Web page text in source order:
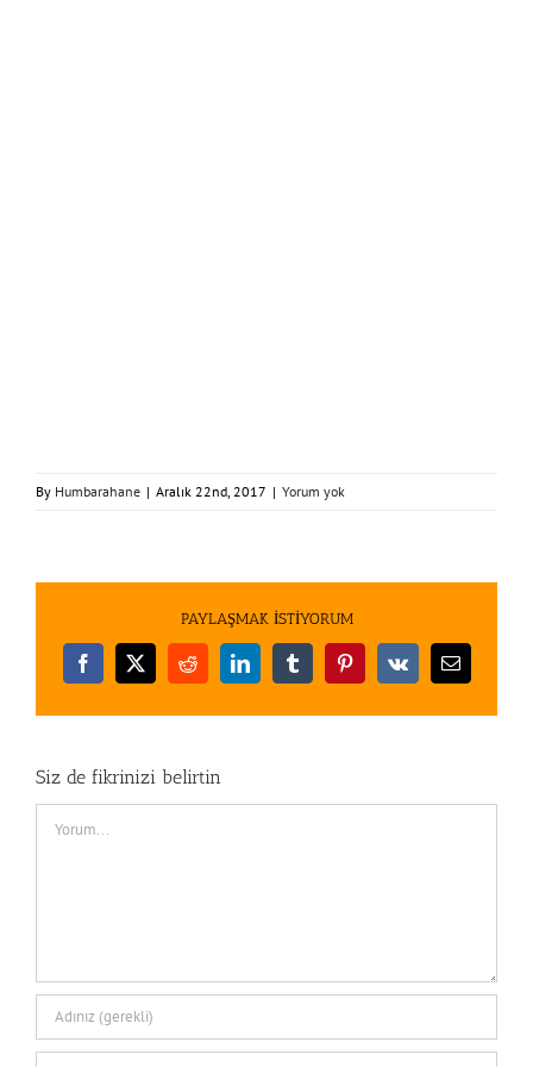
By Humbarahane | Aralık 22nd, 2017 | Yorum yok
PAYLAŞMAK İSTİYORUM
Facebook
X RedditLinkedInTumblrPinterest
Vk
E-
Siz de fikrinizi belirtin